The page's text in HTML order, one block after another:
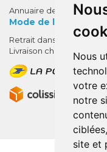
Nous
votre
notre
site et
Annuaire des
Mode de livraison
Retrait dans la
Livraison chez vous